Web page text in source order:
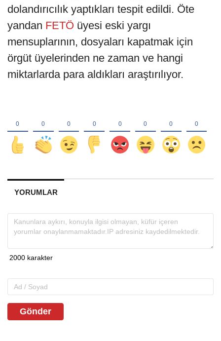
dolandırıcılık yaptıkları tespit edildi. Öte
yandan FETÖ üyesi eski yargı
mensuplarının, dosyaları kapatmak için
örgüt üyelerinden ne zaman ve hangi
miktarlarda para aldıkları araştırılıyor.
YORUMLAR
Gönder